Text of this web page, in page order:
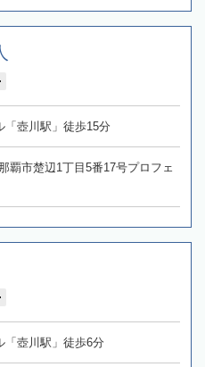
「壺川駅」徒歩15分
覇市楚辺1丁目5番17号プロフェ
「壺川駅」徒歩6分